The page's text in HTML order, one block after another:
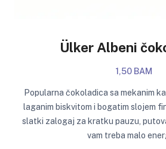
Ülker Albeni
1,50 BAM
Popularna čokoladica sa mekanim
laganim biskvitom i bogatim slojem
slatki zalogaj za kratku pauzu,
vam treba malo